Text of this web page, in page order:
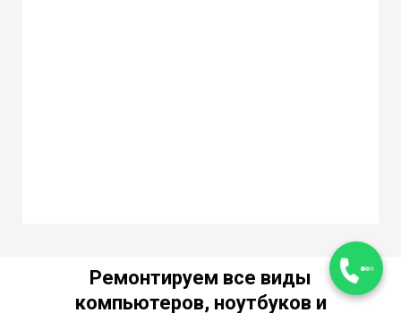
Ремонтируем все виды
компьютеров, ноутбуков и